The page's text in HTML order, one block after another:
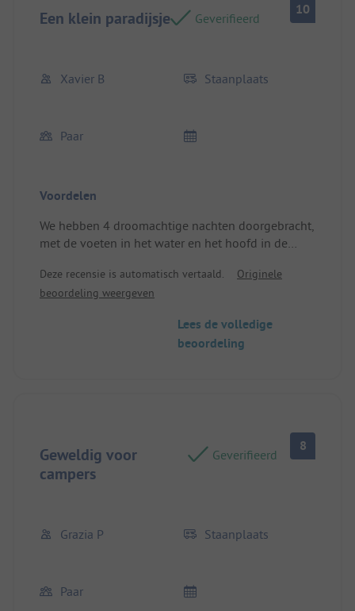
Een klein paradijsje Geverifieerd
10
Xavier B Staanplaats
Paar
Voordelen
We hebben 4 droomachtige nachten doorgebracht,
met de voeten in het water en het hoofd in de
die uitdaagt tot totale disconnectie, alles op
ongeveer dertig minuten van de 5 Terre (met de
Ontvangst, infrastructuur en restaurant waren
onberispelijk! We raden deze plek 200% aan! ;-)
Deze recensie is automatisch vertaald.
Originele
beoordeling weergeven
Lees de volledige
beoordeling
Geweldig voor
campers
Geverifieerd
8
Grazia P Staanplaats
Paar